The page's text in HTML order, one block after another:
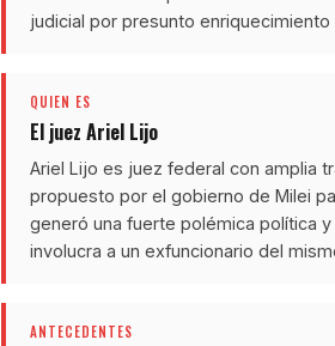
judicial por presunto
QUIEN ES
El juez Ariel Lijo
Ariel Lijo es juez federal con amplia
propuesto por el gobierno de Milei
generó una fuerte polémica política
involucra a un exfuncionario del
ANTECEDENTES